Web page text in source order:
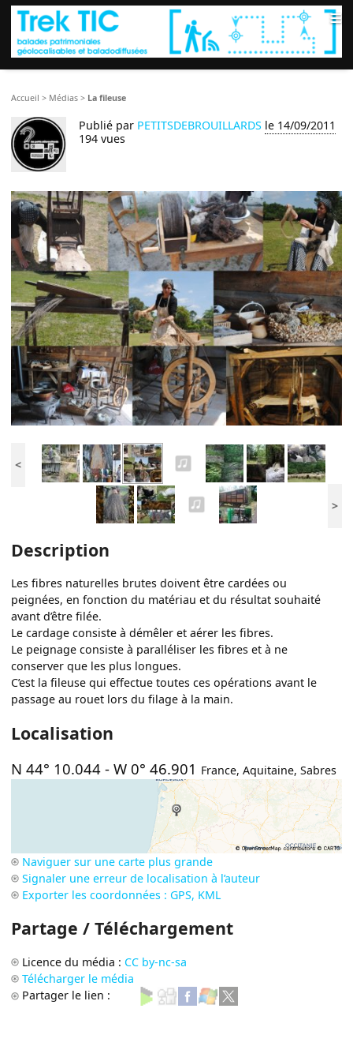
≡
Accueil > Médias > La fileuse
Publié par PETITSDEBROUILLARDS le 14/09/2011
194 vues
<
>
Description
Les fibres naturelles brutes doivent être cardées ou
peignées, en fonction du matériau et du résultat souhaité
avant d’être filée.
Le cardage consiste à démêler et aérer les fibres.
Le peignage consiste à paralléliser les fibres et à ne
conserver que les plus longues.
C’est la fileuse qui effectue toutes ces opérations avant le
passage au rouet lors du filage à la main.
Localisation
N 44° 10.044 -W 0° 46.901 France,Aquitaine,Sabres
Naviguer sur une carte plus grande
Signaler une erreur de localisation à l’auteur
Exporter les coordonnées : GPS, KML
Partage / Téléchargement
Licence du média : CC by-nc-sa
Télécharger le média
Partager le lien :